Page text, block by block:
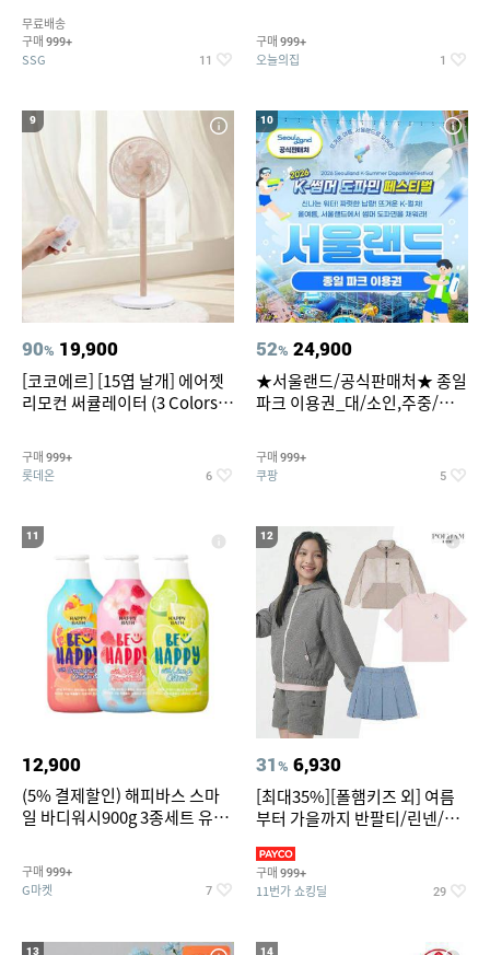
무료배송
구매 999+
SSG 11
구매 999+
오늘의집 1
9
90% 19,900
[코코에르] [15엽 날개] 에어젯
리모컨 써큘레이터 (3 Colors
구매 999+
롯데온 6
10
52% 24,900
★서울랜드/공식판매처★ 종일
파크 이용권_대/소인,주중/주
구매 999+
쿠팡 5
11
12,900
(5% 결제할인) 해피바스 스마
일 바디워시900g 3종세트 유
구매 999+
G마켓 7
12
31% 6,930
[최대35%][폴햄키즈 외] 여름
부터 가을까지 반팔티/린넨/맨
구매 999+
11번가 쇼킹딜 29
13 14